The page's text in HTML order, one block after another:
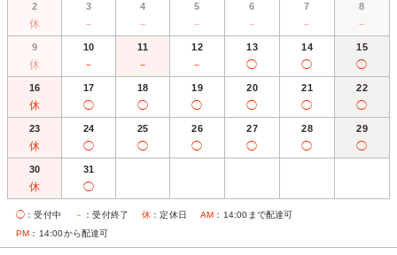
2
休
3
－
4
－
5
－
6
－
7
－
8
－
9
休
10
－
11
－
12
－
13
◯
14
◯
15
◯
16
休
17
◯
18
◯
19
◯
20
◯
21
◯
22
◯
23
休
24
◯
25
◯
26
◯
27
◯
28
◯
29
◯
30
休
31
◯
◯ ：受付中 － ：受付終了 休 ：定休日 AM ：14:00まで配達可
PM ：14:00から配達可